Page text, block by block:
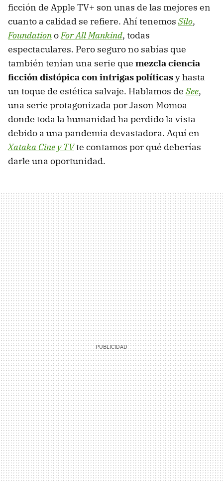
ficción de Apple TV+ son unas de las mejores en
cuanto a calidad se refiere. Ahí tenemos Silo,
FoundationoFor All Mankind, todas
espectaculares. Pero seguro no sabías que
también tenían una serie que mezcla ciencia
ficción distópica con intrigas políticasy hasta
un toque de estética salvaje. Hablamos de See,
una serie protagonizada por Jason Momoa
donde toda la humanidad ha perdido la vista
debido a una pandemia devastadora. Aquí en
Xataka Cine y TVte contamos por qué deberías
darle una oportunidad.